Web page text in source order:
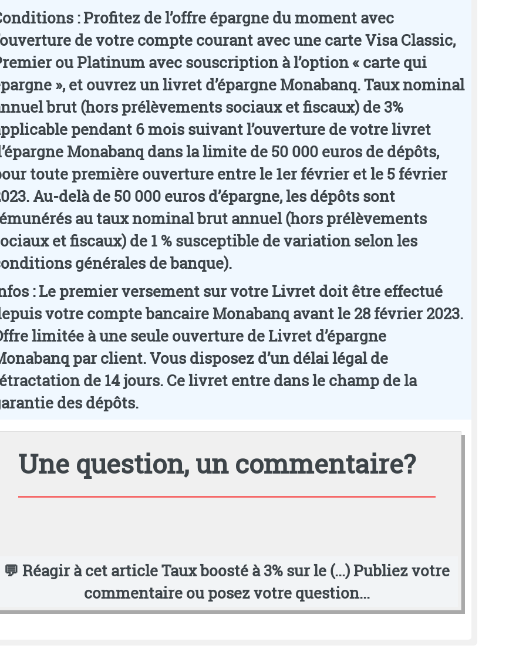
: Profitez de l’offre épargne du moment avec
de votre compte courant avec une carte Visa Classic,
ou Platinum avec souscription à l’option « carte qui
», et ouvrez un livret d’épargne Monabanq. Taux nominal
brut (hors prélèvements sociaux et fiscaux) de 3%
pendant 6 mois suivant l’ouverture de votre livret
Monabanq dans la limite de 50 000 euros de dépôts,
toute première ouverture entre le 1er février et le 5 février
Au-delà de 50 000 euros d’épargne, les dépôts sont
au taux nominal brut annuel (hors prélèvements
et fiscaux) de 1 % susceptible de variation selon les
générales de banque).
: Le premier versement sur votre Livret doit être effectué
votre compte bancaire Monabanq avant le 28 février 2023.
limitée à une seule ouverture de Livret d’épargne
par client. Vous disposez d’un délai légal de
de 14 jours. Ce livret entre dans le champ de la
des dépôts.
Une question, un commentaire?
💬 Réagir à cet article Taux boosté à 3% sur le (...) Publiez votre
commentaire ou posez votre question...